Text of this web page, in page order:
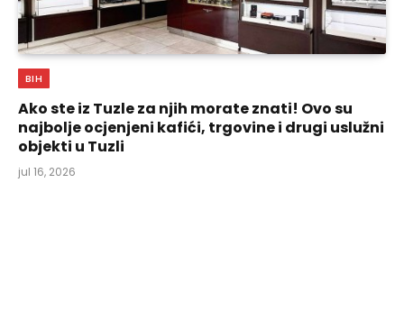
BIH
Ako ste iz Tuzle za njih morate znati! Ovo su
najbolje ocjenjeni kafići, trgovine i drugi uslužni
objekti u Tuzli
jul 16, 2026